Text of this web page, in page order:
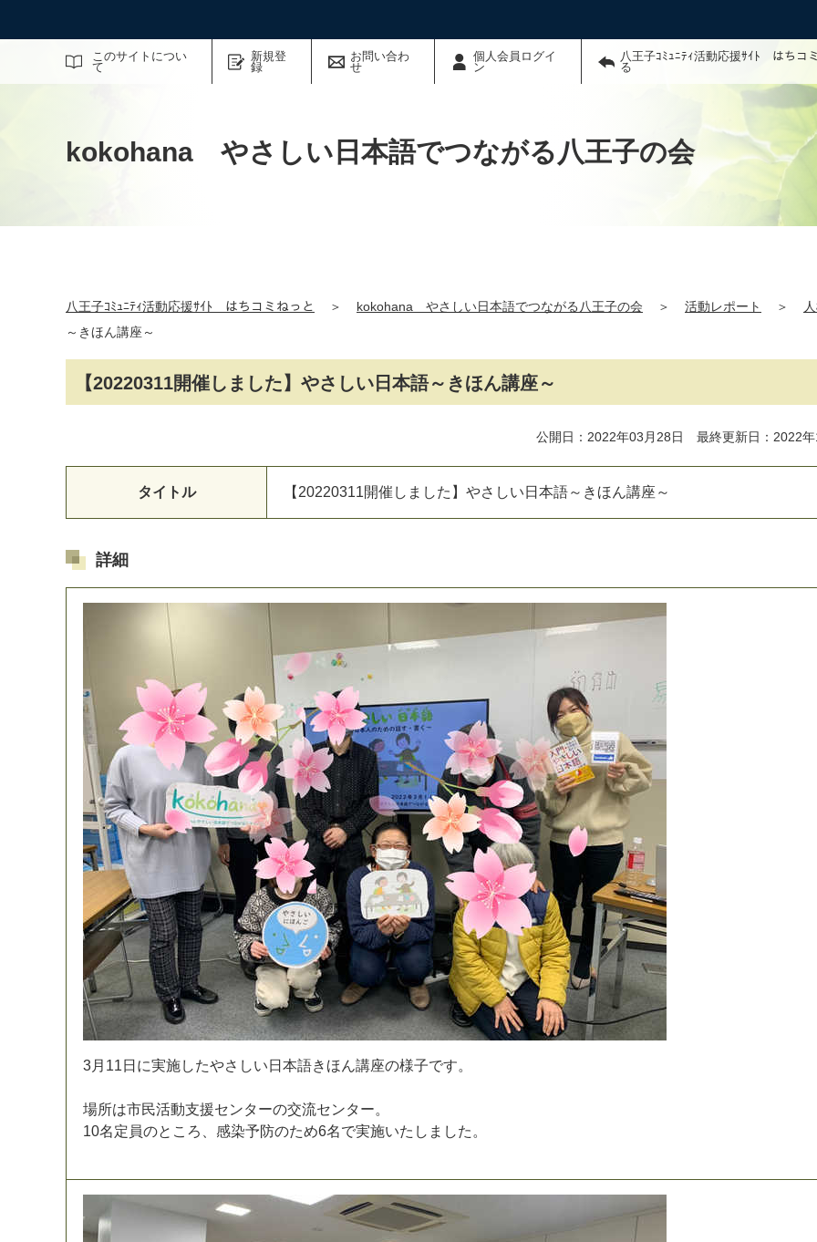
このサイトについ
て
新規登
録
お問い合わ
せ
個人会員ログイ
ン
八王子ｺﾐｭﾆﾃｨ活動応援ｻｲﾄ はちコ
る
サイト内検索
kokohana やさしい日本語でつながる八王子の会
八王子ｺﾐｭﾆﾃｨ活動応援ｻｲﾄ はちコミねっと ＞ kokohana やさしい日本語でつながる八王子の会 ＞ 活動レポート ＞
～きほん講座～
【20220311開催しました】やさしい日本語～きほん講座～
公開日：2022年03月28日 最終更新日：2022
タイトル 【 20220311開催 し ま した 】 やさ しい 日 本語～ き ほ ん講座 ～
詳細
3月 11 日 に実施したやさ しい 日 本語き ほ ん講座の様子です。
場所は市民活動支援センターの交流センター。
10名定 員のと こ ろ 感染予防のため6名で実施いた し ま した 。
マイメディア検索